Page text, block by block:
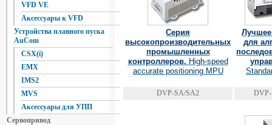
VFD VE
Аксессуары к VFD
Устройства плавного пуска
AuCom
CSX(i)
EMX
IMS2
MVS
Аксессуары для УПП
Сервопривод
Серия
высокопроизводительных
промышленных
контроллеров. High-speed
accurate positioning MPU
для
DVP-SA/SA2